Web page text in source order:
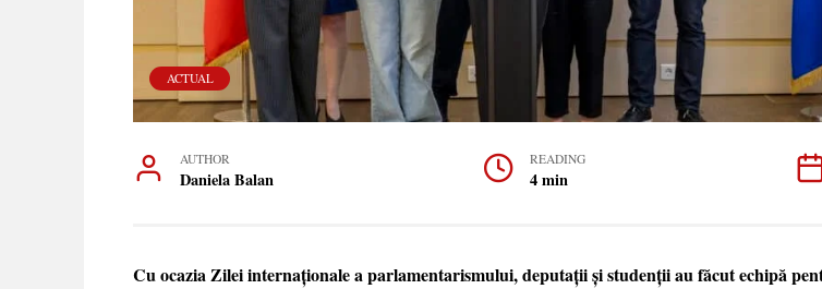
ACTUAL
AUTHOR
Daniela Balan
READING
4 min
Cu ocazia Zilei internaționale a parlamentarismului, deputații și studenții au făcut echipă